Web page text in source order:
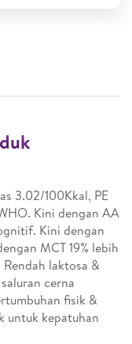
3.02/100Kkal, PE
Kini dengan AA
Kini dengan
MCT 19% lebih
laktosa &
cerna
fisik &
untuk kepatuhan